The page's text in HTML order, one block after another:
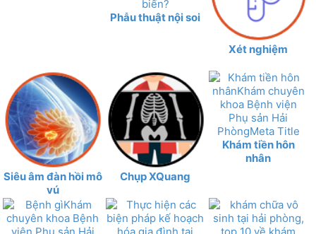
Phẫu thuật nội soi
Xét nghiệm
Siêu âm đàn hồi mô
vú
Chụp XQuang
Khám tiền hôn
nhân